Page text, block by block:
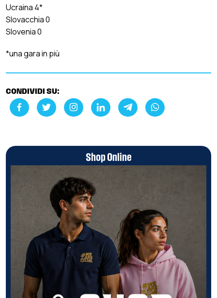
Ucraina 4*
Slovacchia 0
Slovenia 0
*una gara in più
CONDIVIDI SU:
Shop Online